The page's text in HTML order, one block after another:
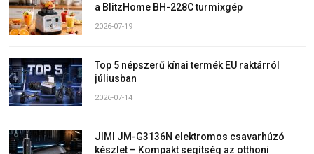
a BlitzHome BH-228C turmixgép
2026-07-19
Top 5 népszerű kínai termék EU raktárról
júliusban
2026-07-14
JIMI JM-G3136N elektromos csavarhúzó
készlet – Kompakt segítség az otthoni